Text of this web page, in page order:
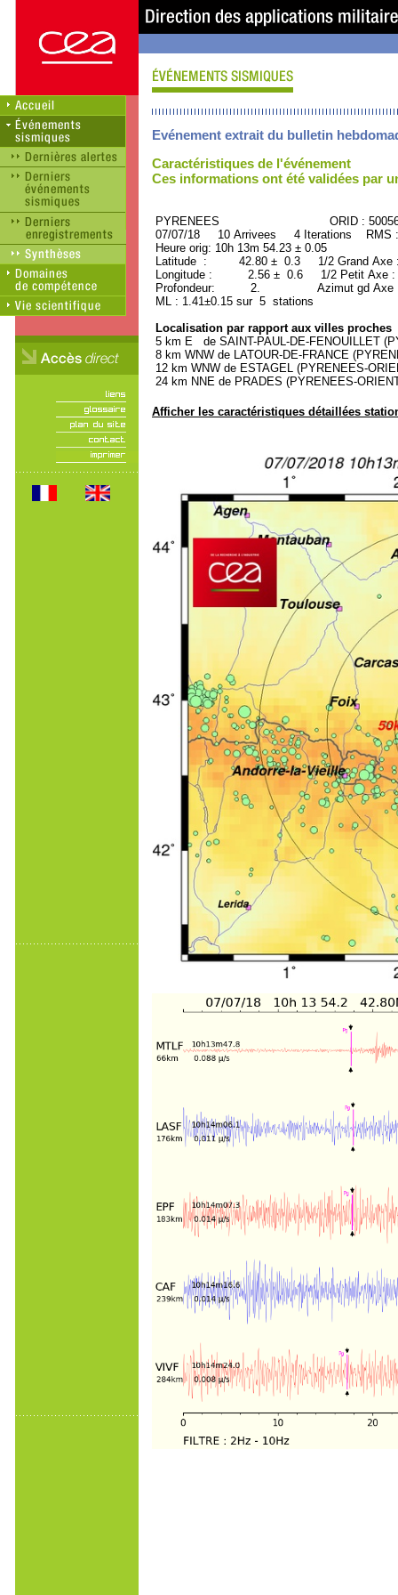
Evénement extrait du bulletin
Caractéristiques de l'événement
Ces informations ont été validées par
PYRENEES ORID :
07/07/18 10 Arrivees 4 Iterations RMS
Heure orig: 10h 13m 54.23 ± 0.05
Latitude : 42.80 ± 0.3 1/2 Grand
Longitude : 2.56 ± 0.6 1/2 Petit Axe
Profondeur: 2. Azimut gd Axe :
ML : 1.41±0.15 sur 5 stations
Localisation par rapport aux villes proches
5 km E de SAINT-PAUL-DE-FENOUILLET
8 km WNW de LATOUR-DE-FRANCE
12 km WNW de ESTAGEL (PYRENEES-
24 km NNE de PRADES (PYRENEES-
Afficher les caractéristiques détaillées